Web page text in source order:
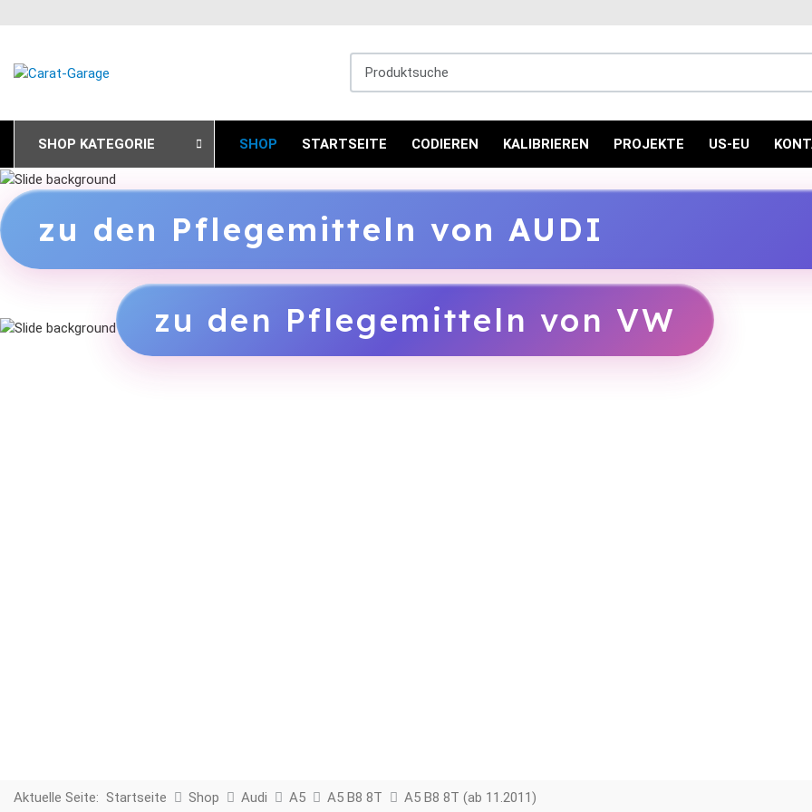
SHOP KATEGORIE SHOP STARTSEITE CODIEREN KALIBRIEREN PROJEKTE US-EU
zu den Pflegemitteln von AUDI
zu den Pflegemitteln von VW
Aktuelle Seite: Startseite Shop Audi A5 A5 B8 8T A5 B8 8T (ab 11.2011)